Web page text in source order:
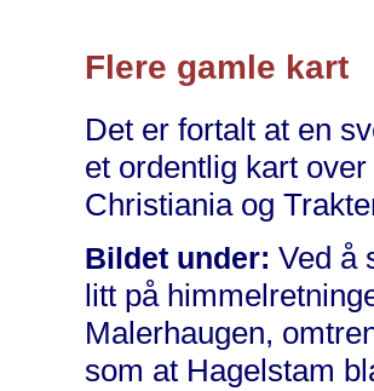
Flere gamle kart
Det er fortalt at en
et ordentlig kart
Christiania og
Bildet under: Ved å
litt på
Malerhaugen,
som at Hagelstam